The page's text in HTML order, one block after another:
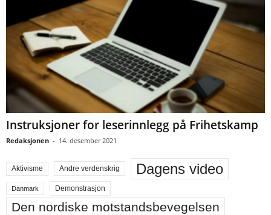
Instruksjoner for leserinnlegg på Frihetskamp
Redaksjonen - 14. desember 2021
Aktivisme Andre verdenskrig Dagens video
Danmark Demonstrasjon
Den nordiske motstandsbevegelsen